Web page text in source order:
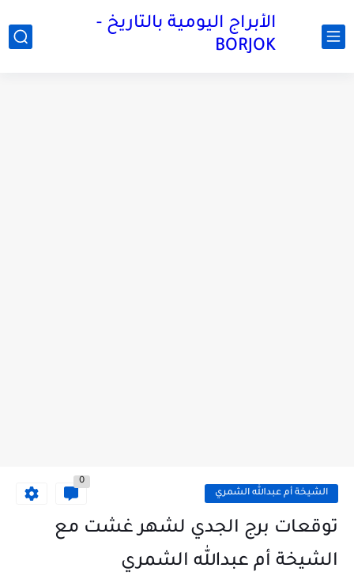
الأبراج اليومية بالتاريخ -
BORJOK
الشيخة أم عبدالله الشمري
0
توقعات برج الجدي لشهر غشت مع
الشيخة أم عبدالله الشمري